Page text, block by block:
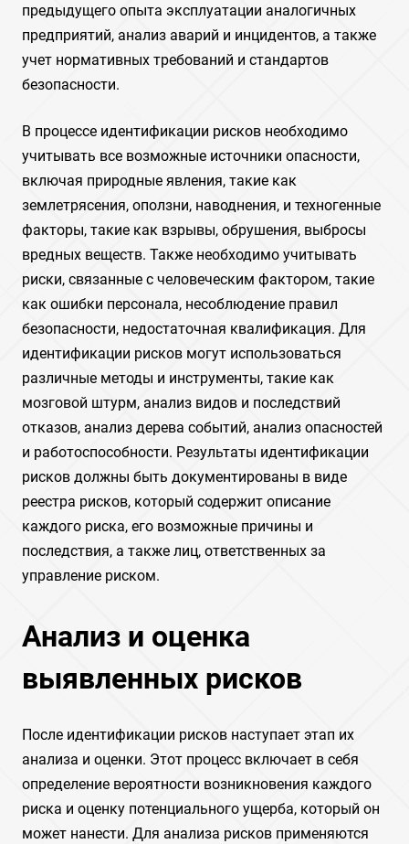
предыдущего опыта эксплуатации аналогичных
предприятий, анализ аварий и инцидентов, а также
учет нормативных требований и стандартов
безопасности.
В процессе идентификации рисков необходимо
учитывать все возможные источники опасности,
включая природные явления, такие как
землетрясения, оползни, наводнения, и техногенные
факторы, такие как взрывы, обрушения, выбросы
вредных веществ. Также необходимо учитывать
риски, связанные с человеческим фактором, такие
как ошибки персонала, несоблюдение правил
безопасности, недостаточная квалификация. Для
идентификации рисков могут использоваться
различные методы и инструменты, такие как
мозговой штурм, анализ видов и последствий
отказов, анализ дерева событий, анализ опасностей
и работоспособности. Результаты идентификации
рисков должны быть документированы в виде
реестра рисков, который содержит описание
каждого риска, его возможные причины и
последствия, а также лиц, ответственных за
управление риском.
Анализ и оценка
выявленных рисков
После идентификации рисков наступает этап их
анализа и оценки. Этот процесс включает в себя
определение вероятности возникновения каждого
риска и оценку потенциального ущерба, который он
может нанести. Для анализа рисков применяются